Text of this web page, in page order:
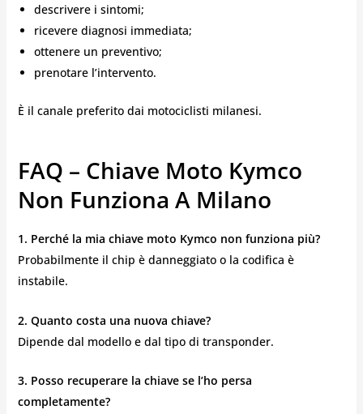
descrivere i sintomi;
ricevere diagnosi immediata;
ottenere un preventivo;
prenotare l’intervento.
È il canale preferito dai motociclisti milanesi.
FAQ – Chiave Moto Kymco
Non Funziona A Milano
1. Perché la mia chiave moto Kymco non funziona più?
Probabilmente il chip è danneggiato o la codifica è
instabile.
2. Quanto costa una nuova chiave?
Dipende dal modello e dal tipo di transponder.
3. Posso recuperare la chiave se l’ho persa
completamente?